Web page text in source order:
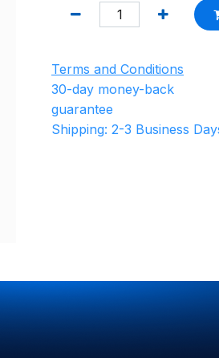
Terms and Conditions
30-day money-back
guarantee
Shipping: 2-3 Business